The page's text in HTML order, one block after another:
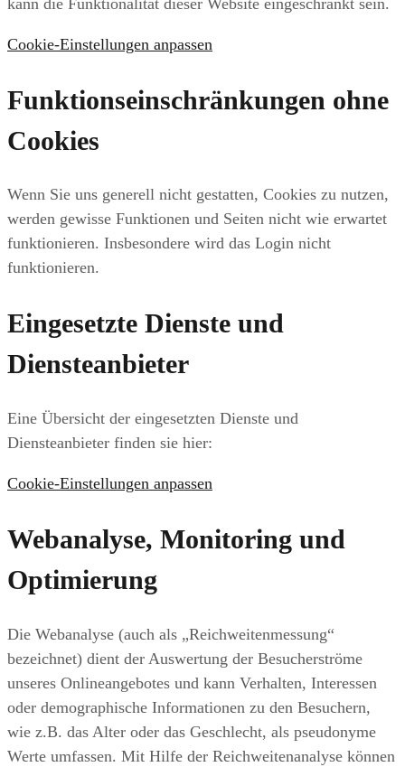
Cookie-Einstellungen anpassen
Funktionseinschränkungen ohne
Cookies
Wenn Sie uns generell nicht gestatten, Cookies zu nutzen,
werden gewisse Funktionen und Seiten nicht wie erwartet
funktionieren. Insbesondere wird das Login nicht
funktionieren.
Eingesetzte Dienste und
Diensteanbieter
Eine Übersicht der eingesetzten Dienste und
Diensteanbieter finden sie hier:
Cookie-Einstellungen anpassen
Webanalyse, Monitoring und
Optimierung
Die Webanalyse (auch als „Reichweitenmessung“
bezeichnet) dient der Auswertung der Besucherströme
unseres Onlineangebotes und kann Verhalten, Interessen
oder demographische Informationen zu den Besuchern,
wie z.B. das Alter oder das Geschlecht, als pseudonyme
Werte umfassen. Mit Hilfe der Reichweitenanalyse können